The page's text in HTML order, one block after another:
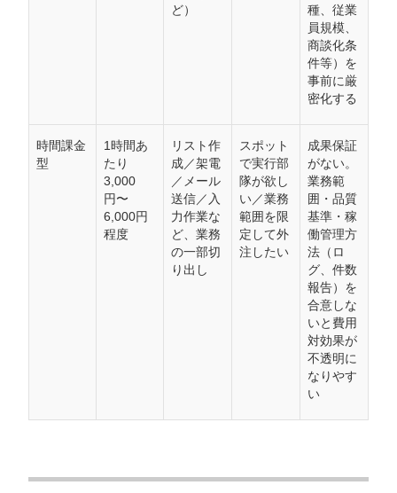
ど）
種、従業
員規模、
商談化条
件等）を
事前に厳
密化する
時間課金
型
1時間あ
たり
3,000
円〜
6,000円
程度
リスト作
成／架電
／メール
送信／入
力作業な
ど、業務
の一部切
り出し
スポット
で実行部
隊が欲し
い／業務
範囲を限
定して外
注したい
成果保証
がない。
業務範
囲・品質
基準・稼
働管理方
法（ロ
グ、件数
報告）を
合意しな
いと費用
対効果が
不透明に
なりやす
い